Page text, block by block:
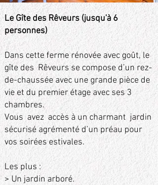
Le Gîte des Rêveurs (jusqu'à 6
personnes)
Dans cette ferme rénovée avec goût, le
gîte des Rêveurs se compose d’un rez-
de-chaussée avec une grande pièce de
vie et du premier étage avec ses 3
chambres.
Vous avez accès à un charmant jardin
sécurisé agrémenté d’un préau pour
vos soirées estivales.
Les plus :
> Un jardin arboré.